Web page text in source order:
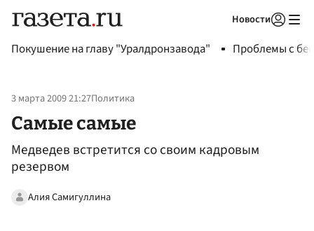
Новости
Покушение на главу "Уралдронзавода" Проблемы с
3 марта 2009 21:27Политика
Самые самые
Медведев встретится со своим кадровым
резервом
Алия Самигуллина